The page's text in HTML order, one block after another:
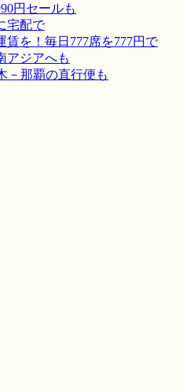
円セールも
宅配で
賃を！毎日777席を777円で
アジアへも
－那覇の直行便も